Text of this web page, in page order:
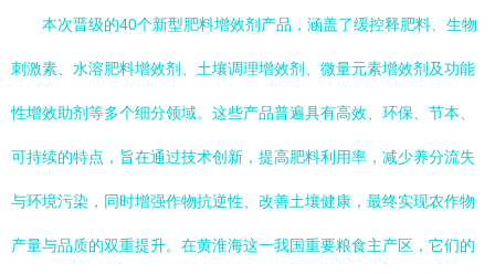
本次晋级的40个新型肥料增效剂产品，涵盖了缓控释肥料、生物
刺激素、水溶肥料增效剂、土壤调理增效剂、微量元素增效剂及功能
性增效助剂等多个细分领域。这些产品普遍具有高效、环保、节本、
可持续的特点，旨在通过技术创新，提高肥料利用率，减少养分流失
与环境污染，同时增强作物抗逆性、改善土壤健康，最终实现农作物
产量与品质的双重提升。在黄淮海这一我国重要粮食主产区，它们的